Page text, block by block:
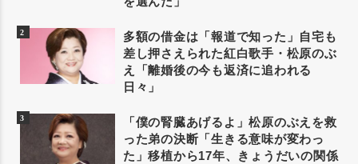
多額の借金は「報道で知った」自宅も
差し押さえられた紅白歌手・松原のぶ
え「離婚後の今も返済に追われる
日々」
「僕の腎臓あげるよ」松原のぶえを救
った弟の決断「生きる意味が変わっ
た」移植から17年、きょうだいの関係